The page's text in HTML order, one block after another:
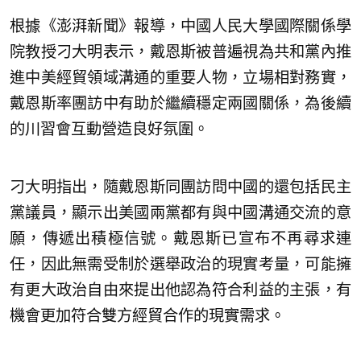
根據《澎湃新聞》報導，中國人民大學國際關係學
院教授刁大明表示，戴恩斯被普遍視為共和黨內推
進中美經貿領域溝通的重要人物，立場相對務實，
戴恩斯率團訪中有助於繼續穩定兩國關係，為後續
的川習會互動營造良好氛圍。
刁大明指出，隨戴恩斯同團訪問中國的還包括民主
黨議員，顯示出美國兩黨都有與中國溝通交流的意
願，傳遞出積極信號。戴恩斯已宣布不再尋求連
任，因此無需受制於選舉政治的現實考量，可能擁
有更大政治自由來提出他認為符合利益的主張，有
機會更加符合雙方經貿合作的現實需求。